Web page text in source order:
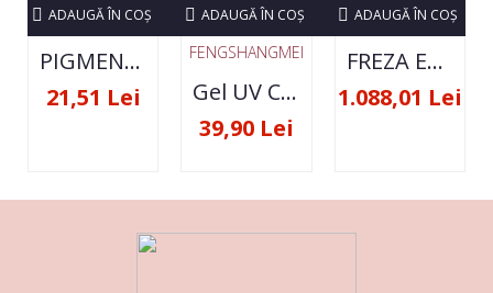
PIGMENT NEON SET 12 CULORI
21,51 Lei
ADAUGĂ ÎN COŞ
FENGSHANGMEI
Gel UV Constructie FSM 50ML - 07
39,90 Lei
ADAUGĂ ÎN COŞ
FREZA ELECTRICA STRONG 210 35000 RPM- ORIGINALA
1.088,01 Lei
ADAUGĂ ÎN COŞ